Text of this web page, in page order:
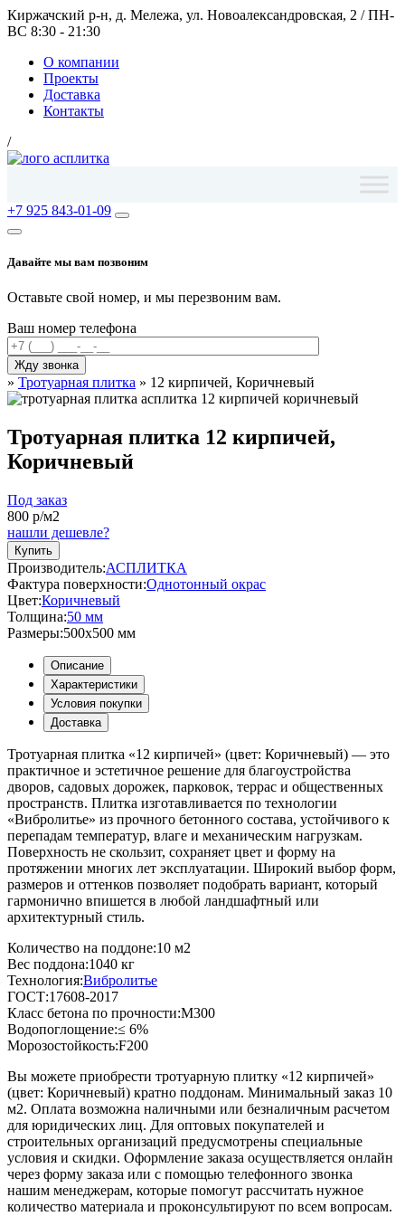
Киржачский р-н, д. Мележа, ул. Новоалександровская, 2 / ПН-
ВС 8:30 - 21:30
О компании
Проекты
Доставка
Контакты
/
+7 925 843-01-09
Давайте мы вам позвоним
Оставьте свой номер, и мы перезвоним вам.
Ваш номер телефона
» Тротуарная плитка » 12 кирпичей, Коричневый
Тротуарная плитка 12 кирпичей,
Коричневый
Под заказ
800 р/м2
нашли дешевле?
Купить
Производитель:АСПЛИТКА
Фактура поверхности:Однотонный окрас
Цвет:Коричневый
Толщина:50 мм
Размеры:500х500 мм
Описание
Характеристики
Условия покупки
Доставка
Тротуарная плитка «12 кирпичей» (цвет: Коричневый) — это
практичное и эстетичное решение для благоустройства
дворов, садовых дорожек, парковок, террас и общественных
пространств. Плитка изготавливается по технологии
«Вибролитье» из прочного бетонного состава, устойчивого к
перепадам температур, влаге и механическим нагрузкам.
Поверхность не скользит, сохраняет цвет и форму на
протяжении многих лет эксплуатации. Широкий выбор форм,
размеров и оттенков позволяет подобрать вариант, который
гармонично впишется в любой ландшафтный или
архитектурный стиль.
Количество на поддоне:10 м2
Вес поддона:1040 кг
Технология:Вибролитье
ГОСТ:17608-2017
Класс бетона по прочности:М300
Водопоглощение:≤ 6%
Морозостойкость:F200
Вы можете приобрести тротуарную плитку «12 кирпичей»
(цвет: Коричневый) кратно поддонам. Минимальный заказ 10
м2. Оплата возможна наличными или безналичным расчетом
для юридических лиц. Для оптовых покупателей и
строительных организаций предусмотрены специальные
условия и скидки. Оформление заказа осуществляется онлайн
через форму заказа или с помощью телефонного звонка
нашим менеджерам, которые помогут рассчитать нужное
количество материала и проконсультируют по всем вопросам.